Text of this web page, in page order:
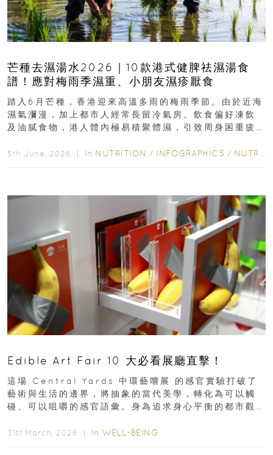
芒種去濕湯水2026｜10款港式健脾祛濕湯食
譜！應對梅雨季濕重、小朋友濕疹厭食
踏入6月芒種，香港迎來高溫多雨的梅雨季節。由於近海
濕氣瀰漫，加上都市人經常長留冷氣房、飲食偏好凍飲
及油膩食物，港人體內極易積聚體濕，引致周身困重疲
狀...
5th June, 2026 ｜ In NUTRITION / INFOGRAPHICS / NUTRITION
Edible Art Fair 10 大必看展廳直擊！
這場 Central Yards 中環藝嚐展 的感官實驗打破了
藝術與生活的邊界，將抽象的當代美學，轉化為可以觸
碰、可以咀嚼的感官語彙。身為追求身心平衡的都市觀
31st March, 2026 ｜ In WELL-BEING